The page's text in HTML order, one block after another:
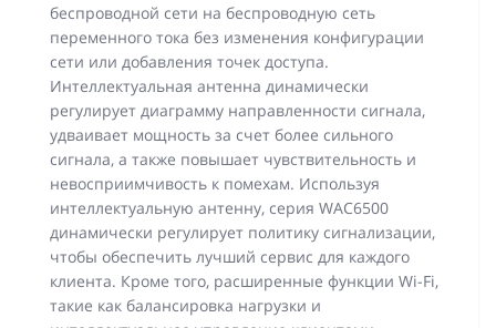
беспроводной сети на беспроводную сеть
переменного тока без изменения конфигурации
сети или добавления точек доступа.
Интеллектуальная антенна динамически
регулирует диаграмму направленности сигнала,
удваивает мощность за счет более сильного
сигнала, а также повышает чувствительность и
невосприимчивость к помехам. Используя
интеллектуальную антенну, серия WAC6500
динамически регулирует политику сигнализации,
чтобы обеспечить лучший сервис для каждого
клиента. Кроме того, расширенные функции Wi-Fi,
такие как балансировка нагрузки и